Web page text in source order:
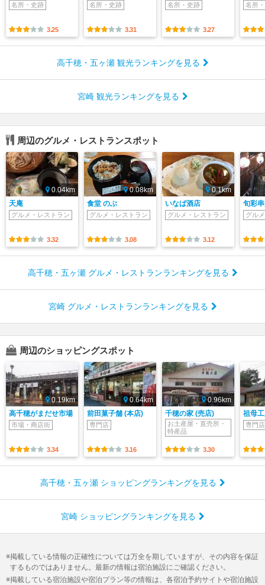
名所・史跡
3.25
名所・史跡
3.31
名所・史跡
3.27
名所
高千穂・五ヶ瀬 観光ランキングを見る
宮崎 観光ランキングを見る
周辺のグルメ・レストランスポット
0.04km
天庵
グルメ・レストラン
3.32
0.08km
食堂 のぶ
グルメ・レストラン
3.08
0.1km
いなば酒店
グルメ・レストラン
3.12
旬彩
グル
高千穂・五ヶ瀬 グルメ・レストランランキングを見る
宮崎 グルメ・レストランランキングを見る
周辺のショッピングスポット
0.19km
高千穂がまだせ市場
市場・商店街
3.34
0.64km
前田菓子舗 (本店)
専門店
3.16
0.96km
千穂の家 (売店)
お土産屋・直売所・
特産品
3.30
祖母
専門店
高千穂・五ヶ瀬 ショッピングランキングを見る
宮崎 ショッピングランキングを見る
掲載している情報の正確性については万全を期していますが、その内容を保証
するものではありません。最新の情報は宿泊施設にご確認ください。
掲載している宿泊施設や宿泊プラン等の情報は、各宿泊予約サイトや宿泊施設